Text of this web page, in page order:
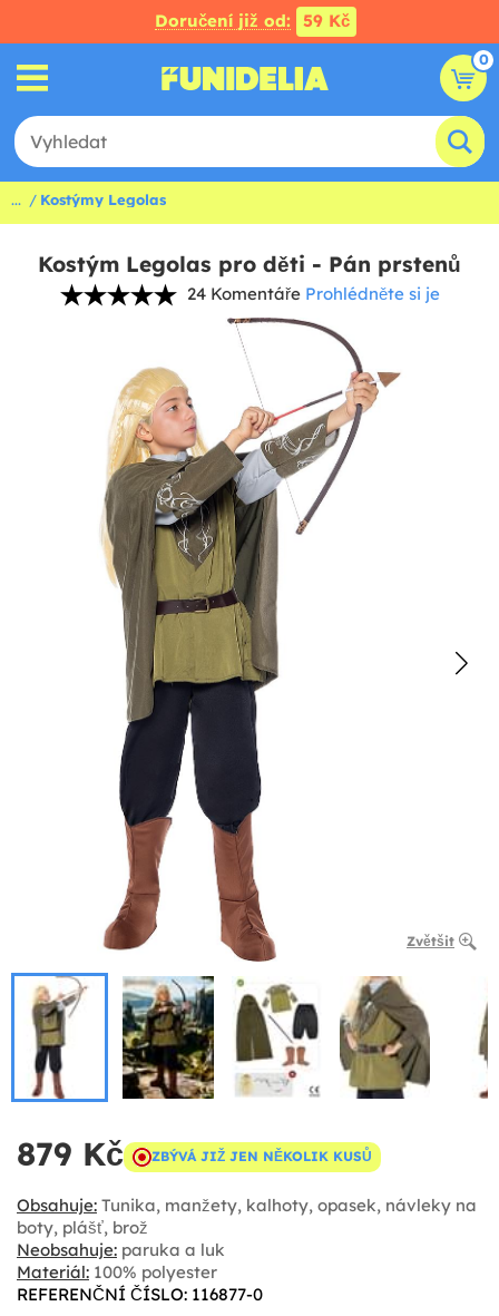
Doručení již od: 59 Kč
0
... Kostýmy Legolas
Kostým Legolas pro děti - Pán prstenů
24 Komentáře Prohlédněte si je
Zvětšit
879 Kč ZBÝVÁ JIŽ JEN NĚKOLIK KUSŮ
Obsahuje: Tunika, manžety, kalhoty, opasek, návleky na
boty, plášť, brož
Neobsahuje: paruka a luk
Materiál: 100% polyester
REFERENČNÍ ČÍSLO: 116877-0